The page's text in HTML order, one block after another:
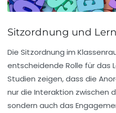
Sitzordnung und
Die Sitzordnung im
entscheidende Rolle für das
Studien zeigen, dass die
nur die Interaktion zwischen
sondern auch das